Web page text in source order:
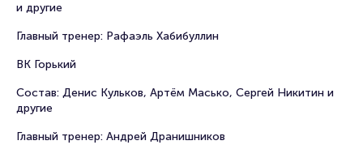
и другие
Главный тренер: Рафаэль Хабибуллин
ВК Горький
Состав: Денис Кульков, Артём Масько, Сергей Никитин и
другие
Главный тренер: Андрей Дранишников